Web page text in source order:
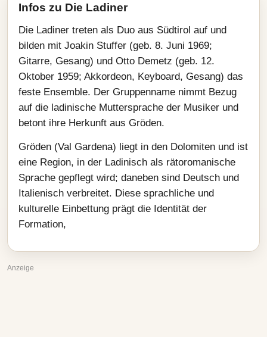
Infos zu Die Ladiner
Die Ladiner treten als Duo aus Südtirol auf und
bilden mit Joakin Stuffer (geb. 8. Juni 1969;
Gitarre, Gesang) und Otto Demetz (geb. 12.
Oktober 1959; Akkordeon, Keyboard, Gesang) das
feste Ensemble. Der Gruppenname nimmt Bezug
auf die ladinische Muttersprache der Musiker und
betont ihre Herkunft aus Gröden.
Gröden (Val Gardena) liegt in den Dolomiten und ist
eine Region, in der Ladinisch als rätoromanische
Sprache gepflegt wird; daneben sind Deutsch und
Italienisch verbreitet. Diese sprachliche und
kulturelle Einbettung prägt die Identität der
Formation,
Anzeige